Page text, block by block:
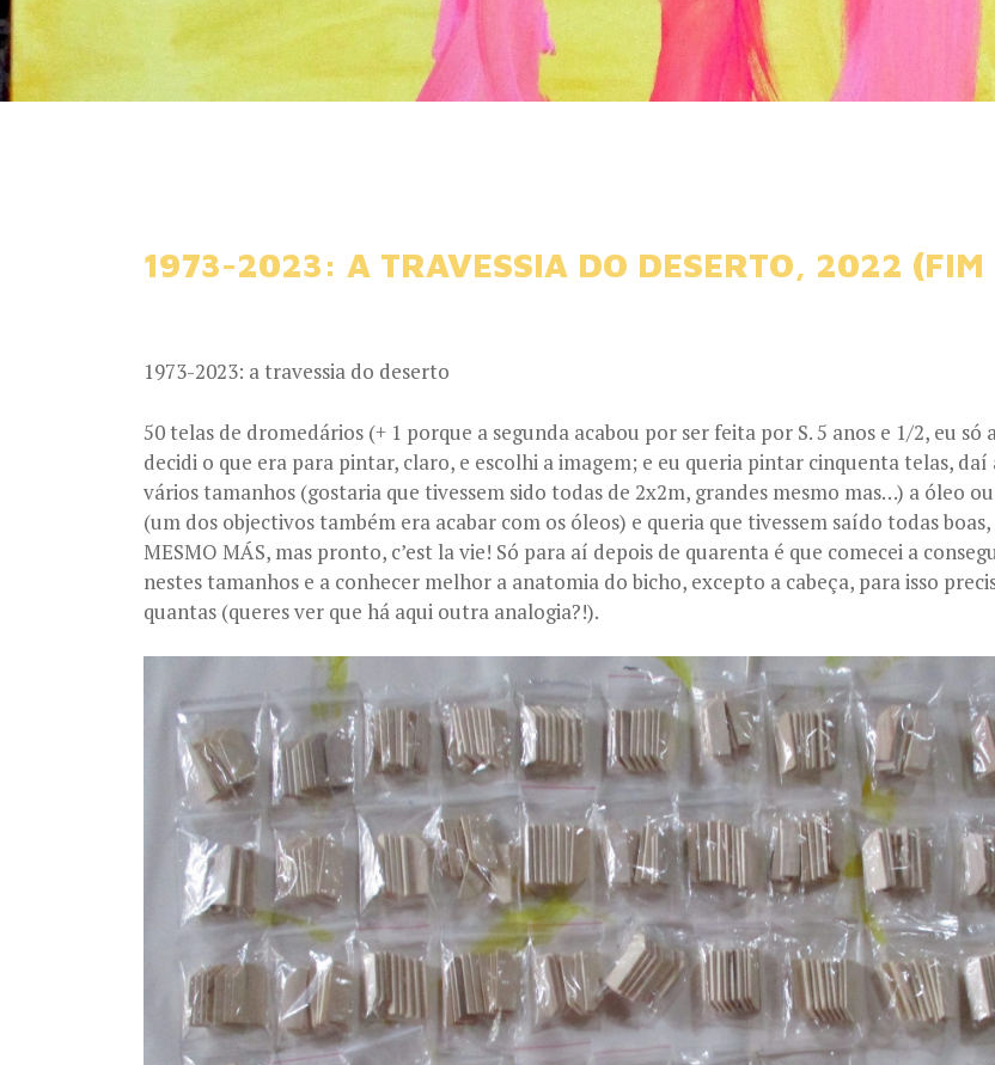
1973-2023: A TRAVESSIA DO DESERTO, 2022 (FIM
1973-2023: a travessia do deserto
50 telas de dromedários (+ 1 porque a segunda acabou por ser feita por S. 5 anos e 1/2, eu só
decidi o que era para pintar, claro, e escolhi a imagem; e eu queria pintar cinquenta telas, daí
vários tamanhos (gostaria que tivessem sido todas de 2x2m, grandes mesmo mas…) a óleo
(um dos objectivos também era acabar com os óleos) e queria que tivessem saído todas
MESMO MÁS, mas pronto, c’est la vie! Só para aí depois de quarenta é que comecei a
nestes tamanhos e a conhecer melhor a anatomia do bicho, excepto a cabeça, para isso
quantas (queres ver que há aqui outra analogia?!).